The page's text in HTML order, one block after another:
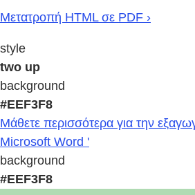
Μετατροπή HTML σε PDF ›
style
two up
background
#EEF3F8
Μάθετε περισσότερα για την
Microsoft Word '
background
#EEF3F8